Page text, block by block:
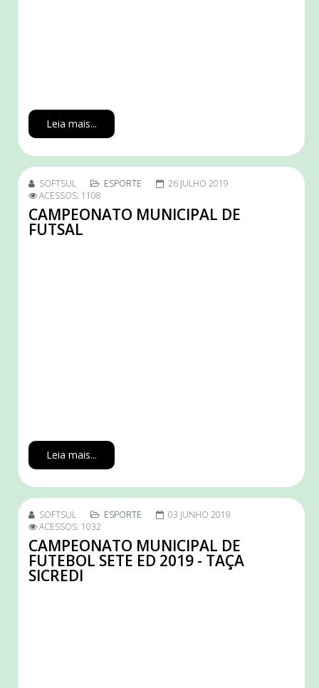
Leia mais...
SOFTSUL ESPORTE
26 JULHO 2019
ACESSOS: 1108
CAMPEONATO MUNICIPAL DE
FUTSAL
Leia mais...
SOFTSUL ESPORTE
03 JUNHO 2019
ACESSOS: 1032
CAMPEONATO MUNICIPAL DE
FUTEBOL SETE ED 2019 - TAÇA
SICREDI